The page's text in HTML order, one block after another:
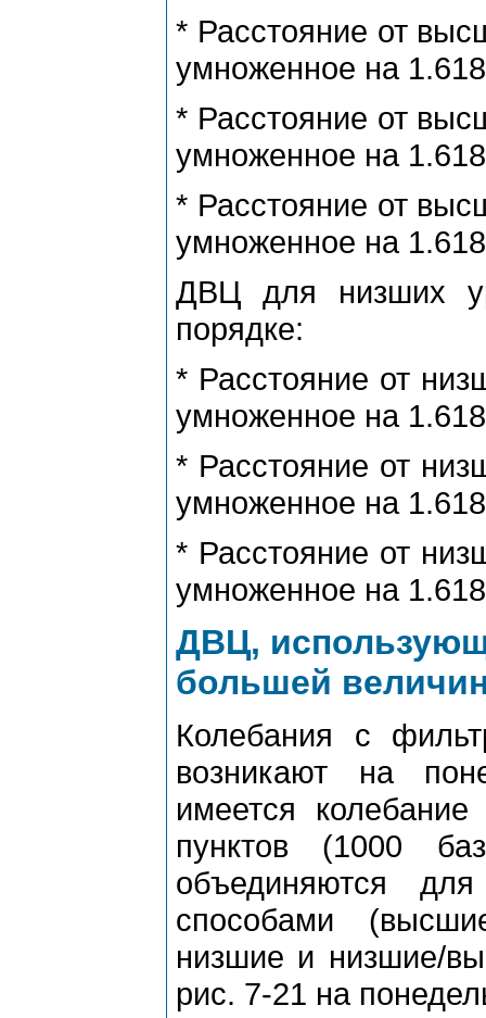
* Расстояние от
умноженное на
* Расстояние от
умноженное на
* Расстояние от
умноженное на
ДВЦ для низших
поpядке:
* Расстояние от
умноженное на
* Расстояние от
умноженное на
* Расстояние от
умноженное на
ДВЦ,
большей
Колебания с
возникают на
имеется
пунктов (1000
объединяются
способами
низшие и низшие/
pис. 7-21 на